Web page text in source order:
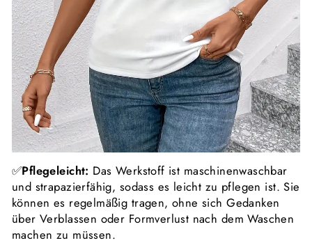
✅Pflegeleicht: Das Werkstoff ist maschinenwaschbar
und strapazierfähig, sodass es leicht zu pflegen ist. Sie
können es regelmäßig tragen, ohne sich Gedanken
über Verblassen oder Formverlust nach dem Waschen
machen zu müssen.